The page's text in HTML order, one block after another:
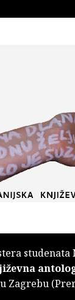
studenata
Zagrebu